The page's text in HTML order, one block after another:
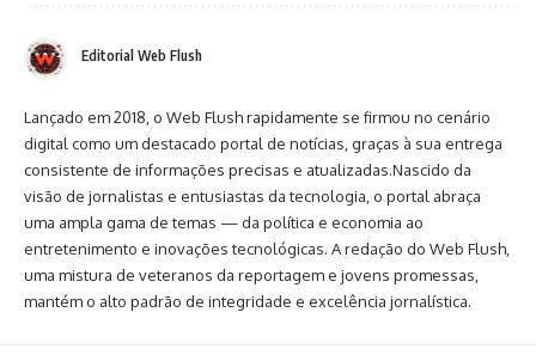
Editorial Web Flush
Lançado em 2018, o Web Flush rapidamente se firmou no cenário
digital como um destacado portal de notícias, graças à sua entrega
consistente de informações precisas e atualizadas.Nascido da
visão de jornalistas e entusiastas da tecnologia, o portal abraça
uma ampla gama de temas — da política e economia ao
entretenimento e inovações tecnológicas. A redação do Web Flush,
uma mistura de veteranos da reportagem e jovens promessas,
mantém o alto padrão de integridade e excelência jornalística.